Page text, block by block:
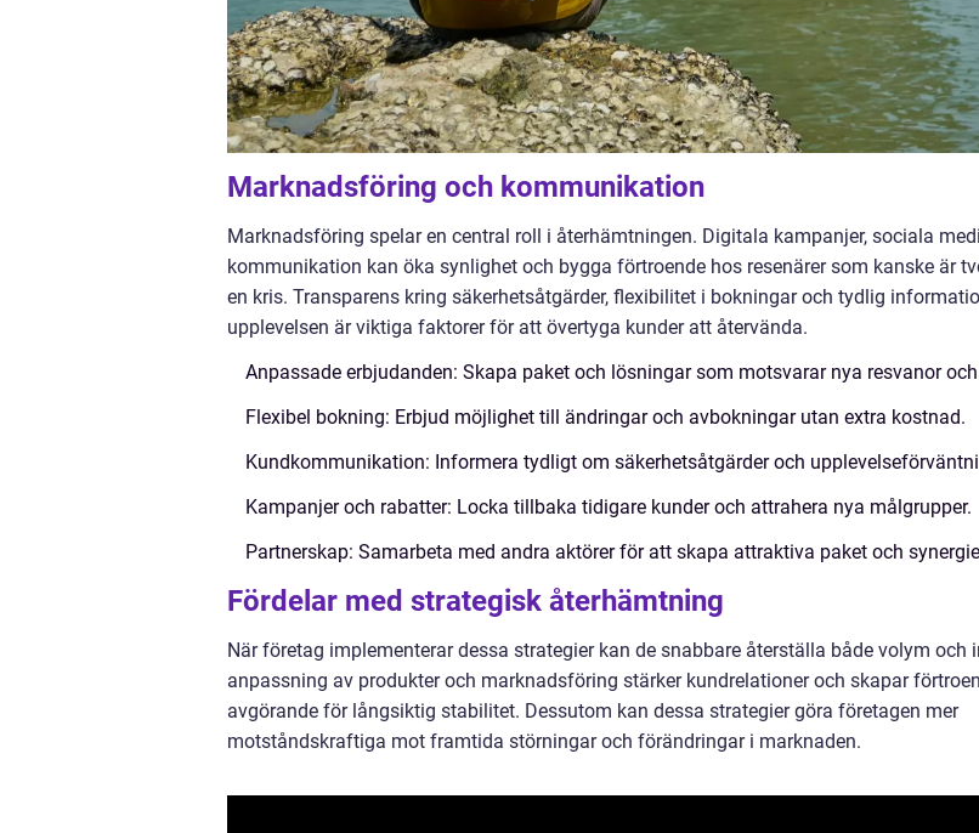
Marknadsföring och kommunikation
Marknadsföring spelar en central roll i återhämtningen. Digitala kampanjer, sociala
kommunikation kan öka synlighet och bygga förtroende hos resenärer som kanske är
en kris. Transparens kring säkerhetsåtgärder, flexibilitet i bokningar och tydlig
upplevelsen är viktiga faktorer för att övertyga kunder att återvända.
Anpassade erbjudanden: Skapa paket och lösningar som motsvarar nya resvanor
Flexibel bokning: Erbjud möjlighet till ändringar och avbokningar utan extra kostnad.
Kundkommunikation: Informera tydligt om säkerhetsåtgärder och
Kampanjer och rabatter: Locka tillbaka tidigare kunder och attrahera nya målgrupper.
Partnerskap: Samarbeta med andra aktörer för att skapa attraktiva paket och
Fördelar med strategisk återhämtning
När företag implementerar dessa strategier kan de snabbare återställa både volym och
anpassning av produkter och marknadsföring stärker kundrelationer och skapar
avgörande för långsiktig stabilitet. Dessutom kan dessa strategier göra företagen mer
motståndskraftiga mot framtida störningar och förändringar i marknaden.